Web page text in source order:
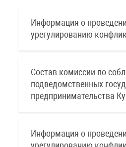
Информация о
урегулированию
Состав комиссии по
подведомственных
предпринимательства
Информация о